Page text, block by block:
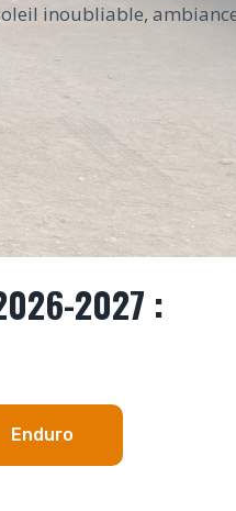
inoubliable,
2027 :
Enduro